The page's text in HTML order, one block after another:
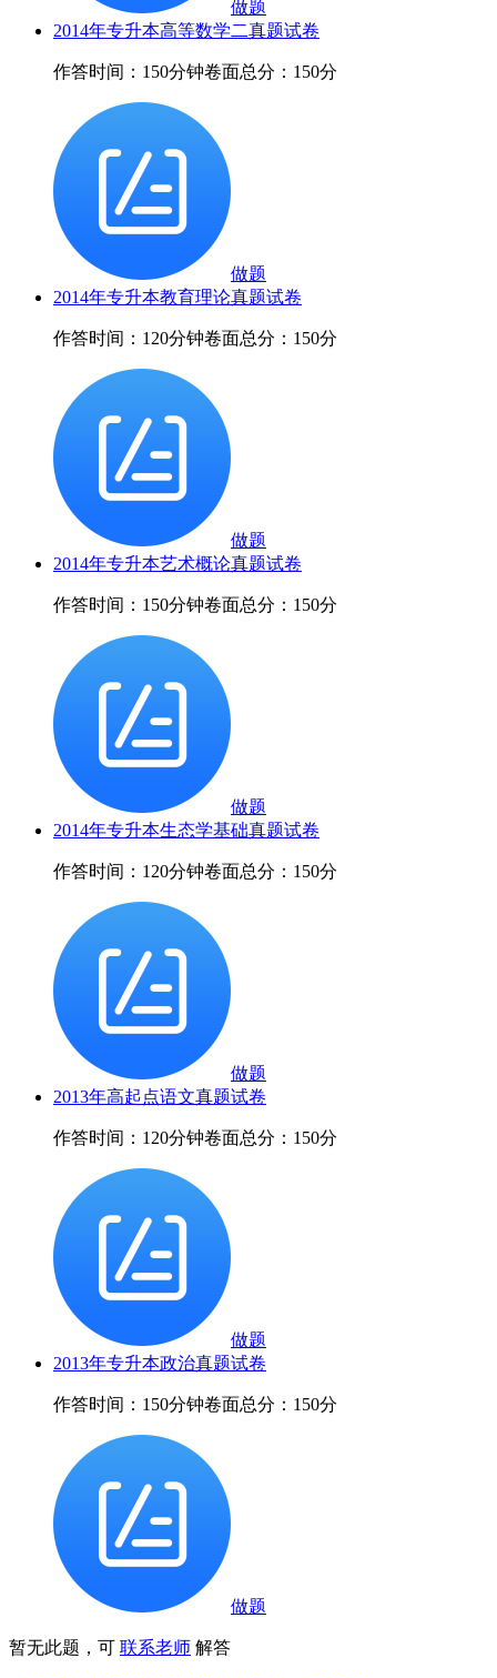
做题
2014年专升本高等数学二真题试卷
作答时间：150分钟卷面总分：150分
做题
2014年专升本教育理论真题试卷
作答时间：120分钟卷面总分：150分
做题
2014年专升本艺术概论真题试卷
作答时间：150分钟卷面总分：150分
做题
2014年专升本生态学基础真题试卷
作答时间：120分钟卷面总分：150分
做题
2013年高起点语文真题试卷
作答时间：120分钟卷面总分：150分
做题
2013年专升本政治真题试卷
作答时间：150分钟卷面总分：150分
做题
暂无此题，可 联系老师 解答